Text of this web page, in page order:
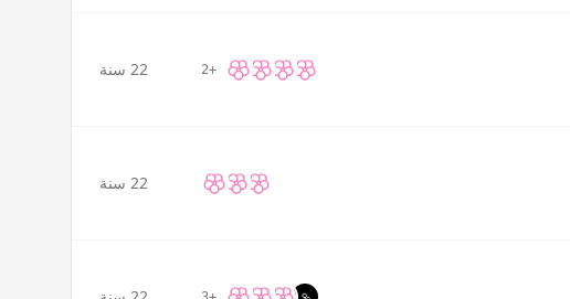
+2 22 سنة
22 سنة